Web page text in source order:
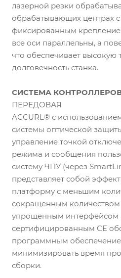
лазерной резки
обрабатывающих центрах
фиксированным
все оси параллельны, а
что обеспечивает высокую
долговечность станка.
СИСТЕМА
ПЕРЕДОВАЯ
ACCURL® с
системы оптической
управление точкой
режима и сообщения
систему ЧПУ (через
представляет собой
платформу с меньшим
сокращенным
упрощенным интерфейсом
сертифицированным CE
программным
минимизировать время
сборки.